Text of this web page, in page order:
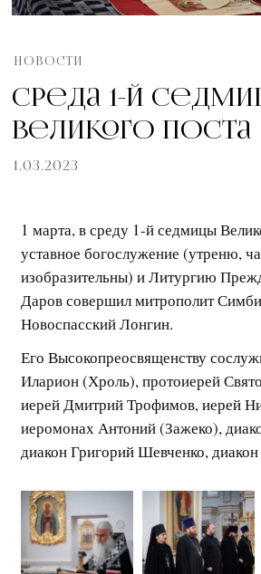
НОВОСТИ
Среда 1-й
великого поста
1.03.2023
1 марта, в среду 1-й седмицы
уставное богослужение (утреню,
изобразительны) и Литургию
Даров совершил митрополит
Новоспасский Лонгин.
Его Высокопреосвященству
Иларион (Хроль), протоиерей
иерей Дмитрий Трофимов, иерей
иеромонах Антоний (Зажеко),
диакон Григорий Шевченко,